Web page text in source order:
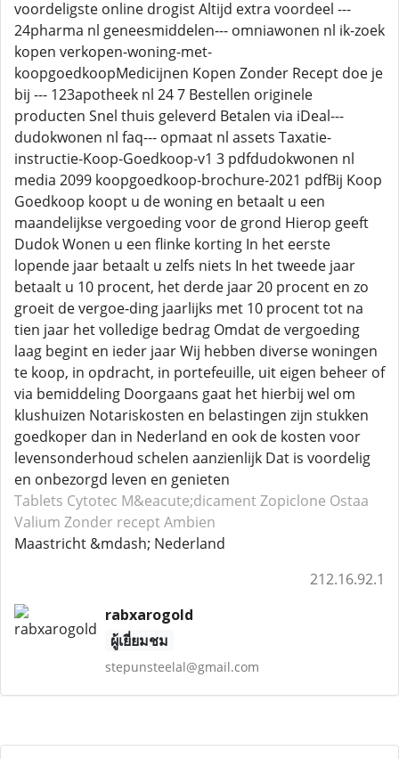
voordeligste online drogist Altijd extra voordeel ---
24pharma nl geneesmiddelen--- omniawonen nl ik-zoek
kopen verkopen-woning-met-
koopgoedkoopMedicijnen Kopen Zonder Recept doe je
bij --- 123apotheek nl 24 7 Bestellen originele
producten Snel thuis geleverd Betalen via iDeal---
dudokwonen nl faq--- opmaat nl assets Taxatie-
instructie-Koop-Goedkoop-v1 3 pdfdudokwonen nl
media 2099 koopgoedkoop-brochure-2021 pdfBij Koop
Goedkoop koopt u de woning en betaalt u een
maandelijkse vergoeding voor de grond Hierop geeft
Dudok Wonen u een flinke korting In het eerste
lopende jaar betaalt u zelfs niets In het tweede jaar
betaalt u 10 procent, het derde jaar 20 procent en zo
groeit de vergoe-ding jaarlijks met 10 procent tot na
tien jaar het volledige bedrag Omdat de vergoeding
laag begint en ieder jaar Wij hebben diverse woningen
te koop, in opdracht, in portefeuille, uit eigen beheer of
via bemiddeling Doorgaans gaat het hierbij wel om
klushuizen Notariskosten en belastingen zijn stukken
goedkoper dan in Nederland en ook de kosten voor
levensonderhoud schelen aanzienlijk Dat is voordelig
en onbezorgd leven en genieten
Tablets Cytotec M&eacute;dicament Zopiclone Ostaa
Valium Zonder recept Ambien
Maastricht &mdash; Nederland
212.16.92.1
rabxarogold
ผู้เยี่ยมชม
stepunsteelal@gmail.com